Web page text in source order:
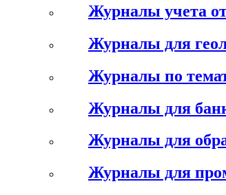
Журналы учета
Журналы для
Журналы по
Журналы для
Журналы для
Журналы для